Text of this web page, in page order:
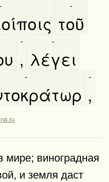
τοῦ
-
,
-
λέγει
-
-
,
-
мире; виноградная
и земля даст